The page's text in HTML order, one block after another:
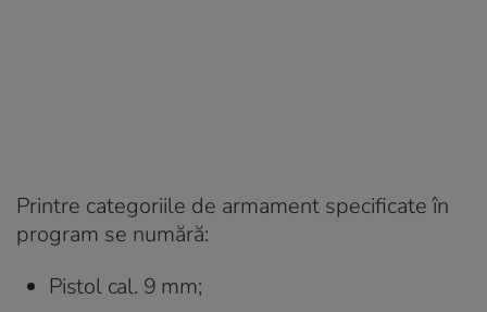
Printre categoriile de armament specificate în
program se numără:
Pistol cal. 9 mm;